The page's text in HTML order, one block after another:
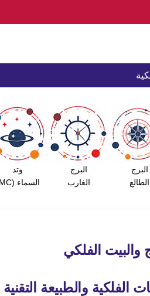
البرج
الطالع
البرج
الغارب
وتد
السماء (MC)
الفلكي
الفلكية والطبيعة